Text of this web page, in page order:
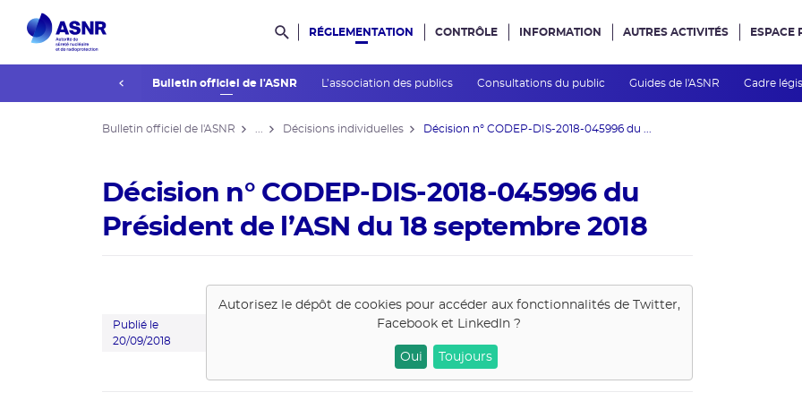
Rechercher dans le site
RÉGLEMENTATION
La réglementation Bulletin officiel de l'ASNR L’association des publics Consultations du public Guides de l'ASNR Cadre
CONTRÔLE INFORMATION AUTRES ACTIVITÉS ESPACE
Bulletin officiel de l'ASNR Décisions individuelles Décision n° CODEP-DIS-2018-045996 du ...
Décision n° CODEP-DIS-2018-045996 du
Président de l’ASN du 18 septembre 2018
Publié le
20/09/2018
Autorisez le dépôt de cookies pour accéder aux fonctionnalités de
Twitter,
Facebook et LinkedIn ?
Oui Toujours